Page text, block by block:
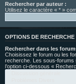
Rechercher par auteur :
Utilisez le caractère « * »
OPTIONS DE RECHERCHE
Rechercher dans les
Choisissez le forum ou les
recherche. Les sous-forums
l’option ci-dessous «